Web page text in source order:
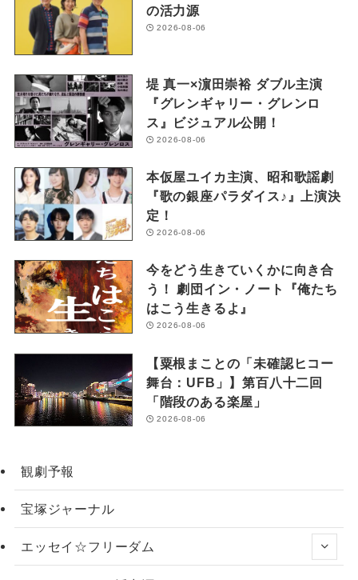
の活力源
2026-08-06
堤 真一×濵田崇裕 ダブル主演
『グレンギャリー・グレンロ
ス』ビジュアル公開！
2026-08-06
本仮屋ユイカ主演、昭和歌謡劇
『歌の銀座パラダイス♪』上演決
定！
2026-08-06
今をどう生きていくかに向き合
う！ 劇団イン・ノート『俺たち
はこう生きるよ』
2026-08-06
【粟根まことの「未確認ヒコー
舞台：UFB」】第百八十二回
「階段のある楽屋」
2026-08-06
観劇予報
宝塚ジャーナル
エッセイ☆フリーダム